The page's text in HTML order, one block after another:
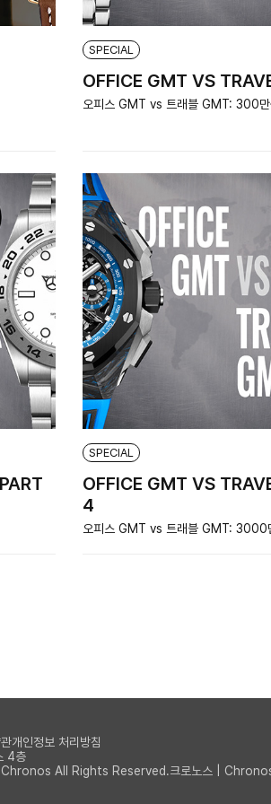
SPECIAL
OFFICE GMT VS
오피스 GMT vs 트래블 GMT: 300만
SPECIAL
OFFICE GMT VS
4
오피스 GMT vs 트래블 GMT: 3000
개인정보 처리방침
4층
All Rights Reserved.크로노스 |